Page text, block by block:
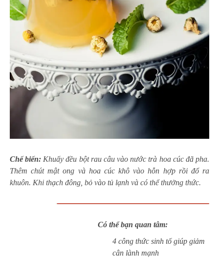
Chế biến: Khuấy đều bột rau câu vào nước trà hoa cúc đã pha.
Thêm chút mật ong và hoa cúc khô vào hỗn hợp rồi đổ ra
khuôn. Khi thạch đông, bỏ vào tủ lạnh và có thể thưởng thức.
Có thể bạn quan tâm:
4 công thức sinh tố giúp giảm
cân lành mạnh